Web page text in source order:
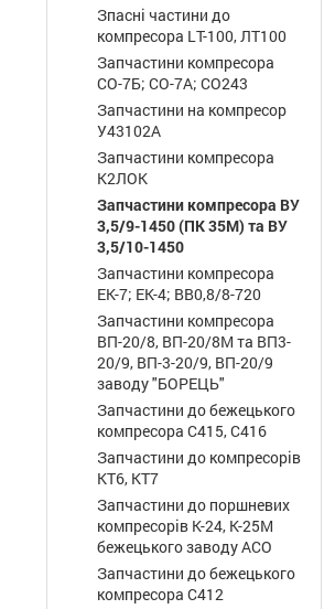
Зпасні частини до
компресора LТ-100, ЛТ100
Запчастини компресора
СО-7Б; СО-7А; СО243
Запчастини на компресор
У43102А
Запчастини компресора
К2ЛОК
Запчастини компресора ВУ
3,5/9-1450 (ПК 35М) та ВУ
3,5/10-1450
Запчастини компресора
ЕК-7; ЕК-4; ВВ0,8/8-720
Запчастини компресора
ВП-20/8, ВП-20/8М та ВП3-
20/9, ВП-3-20/9, ВП-20/9
заводу "БОРЕЦЬ"
Запчастини до бежецького
компресора С415, С416
Запчастини до компресорів
КТ6, КТ7
Запчастини до поршневих
компресорів К-24, К-25М
бежецького заводу АСО
Запчастини до бежецького
компресора С412